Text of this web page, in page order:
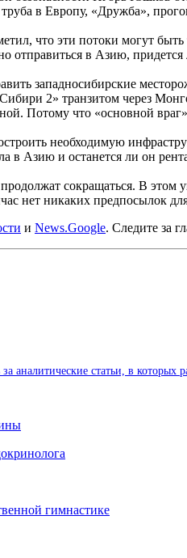
в Европу, «Дружба»,
что эти потоки могут
отправиться в Азию,
западносибирские
2» транзитом через
Потому что «основной
необходимую
в Азию и останется ли он
сокращаться. В
нет никаких предпосылок
и News.Google. Следите за
аналитические статьи, в
гимнастике